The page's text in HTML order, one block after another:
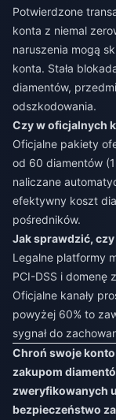
Potwierdzone
konta z niemal
naruszenia mogą
konta. Stała
diamentów,
odszkodowania.
Czy w oficjalnych
Oficjalne pakiety
od 60 diamentów
naliczane
efektywny koszt
pośredników.
Jak sprawdzić,
Legalne platformy
PCI-DSS i domenę
Oficjalne kanały
powyżej 60% to
sygnał do
Chroń swoje
zakupom
zweryfikowanych
bezpieczeństwo